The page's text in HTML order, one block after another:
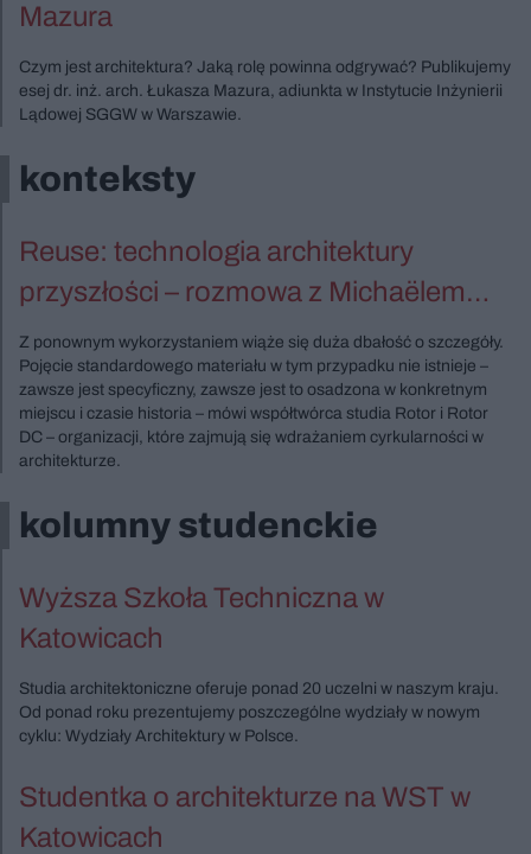
Mazura
Czym jest architektura? Jaką rolę powinna odgrywać? Publikujemy
esej dr. inż. arch. Łukasza Mazura, adiunkta w Instytucie Inżynierii
Lądowej SGGW w Warszawie.
konteksty
Reuse: technologia architektury
przyszłości – rozmowa z Michaëlem
Ghyootem ze studia Rotor
Z ponownym wykorzystaniem wiąże się duża dbałość o szczegóły.
Pojęcie standardowego materiału w tym przypadku nie istnieje –
zawsze jest specyficzny, zawsze jest to osadzona w konkretnym
miejscu i czasie historia – mówi współtwórca studia Rotor i Rotor
DC – organizacji, które zajmują się wdrażaniem cyrkularności w
architekturze.
kolumny studenckie
Wyższa Szkoła Techniczna w
Katowicach
Studia architektoniczne oferuje ponad 20 uczelni w naszym kraju.
Od ponad roku prezentujemy poszczególne wydziały w nowym
cyklu: Wydziały Architektury w Polsce.
Studentka o architekturze na WST w
Katowicach